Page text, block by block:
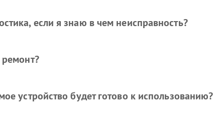
если я знаю в чем неисправность?
ремонт?
устройство будет готово к использованию?